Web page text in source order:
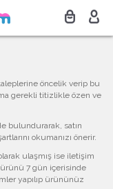
öncelik verip bu
gerekli titizlikle özen ve
bulundurarak, satın
okumanızı önerir.
ulaşmış ise iletişim
7 gün içerisinde
yapılıp ürününüz